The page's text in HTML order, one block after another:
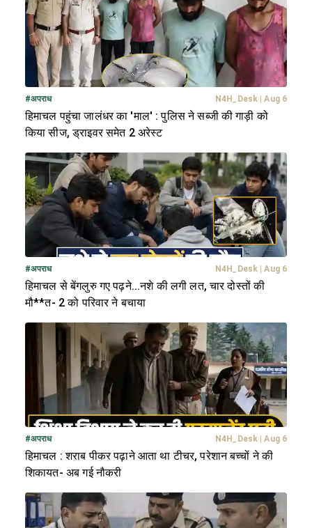
#अपराध N4H_Desk Aug 6
हिमाचल पहुंचा जालंधर का 'माल' : पुलिस ने सब्जी की गाड़ी को
किया सीज, ड्राइवर समेत 2 अरेस्ट
#अपराध N4H_Desk Aug 6
हिमाचल से बेंगलुरु गए पढ़ने...नशे की लगी लत, चार दोस्तों की
मौ**त- 2 को परिवार ने बचाया
#अपराध N4H_Desk Aug 6
हिमाचल : शराब पीकर पढ़ाने आता था टीचर, परेशान बच्चों ने की
शिकायत- अब गई नौकरी